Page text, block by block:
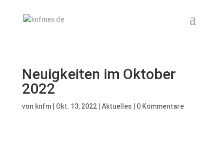
Neuigkeiten im Oktober
2022
von knfm| Okt. 13, 2022| Aktuelles 0 Kommentare